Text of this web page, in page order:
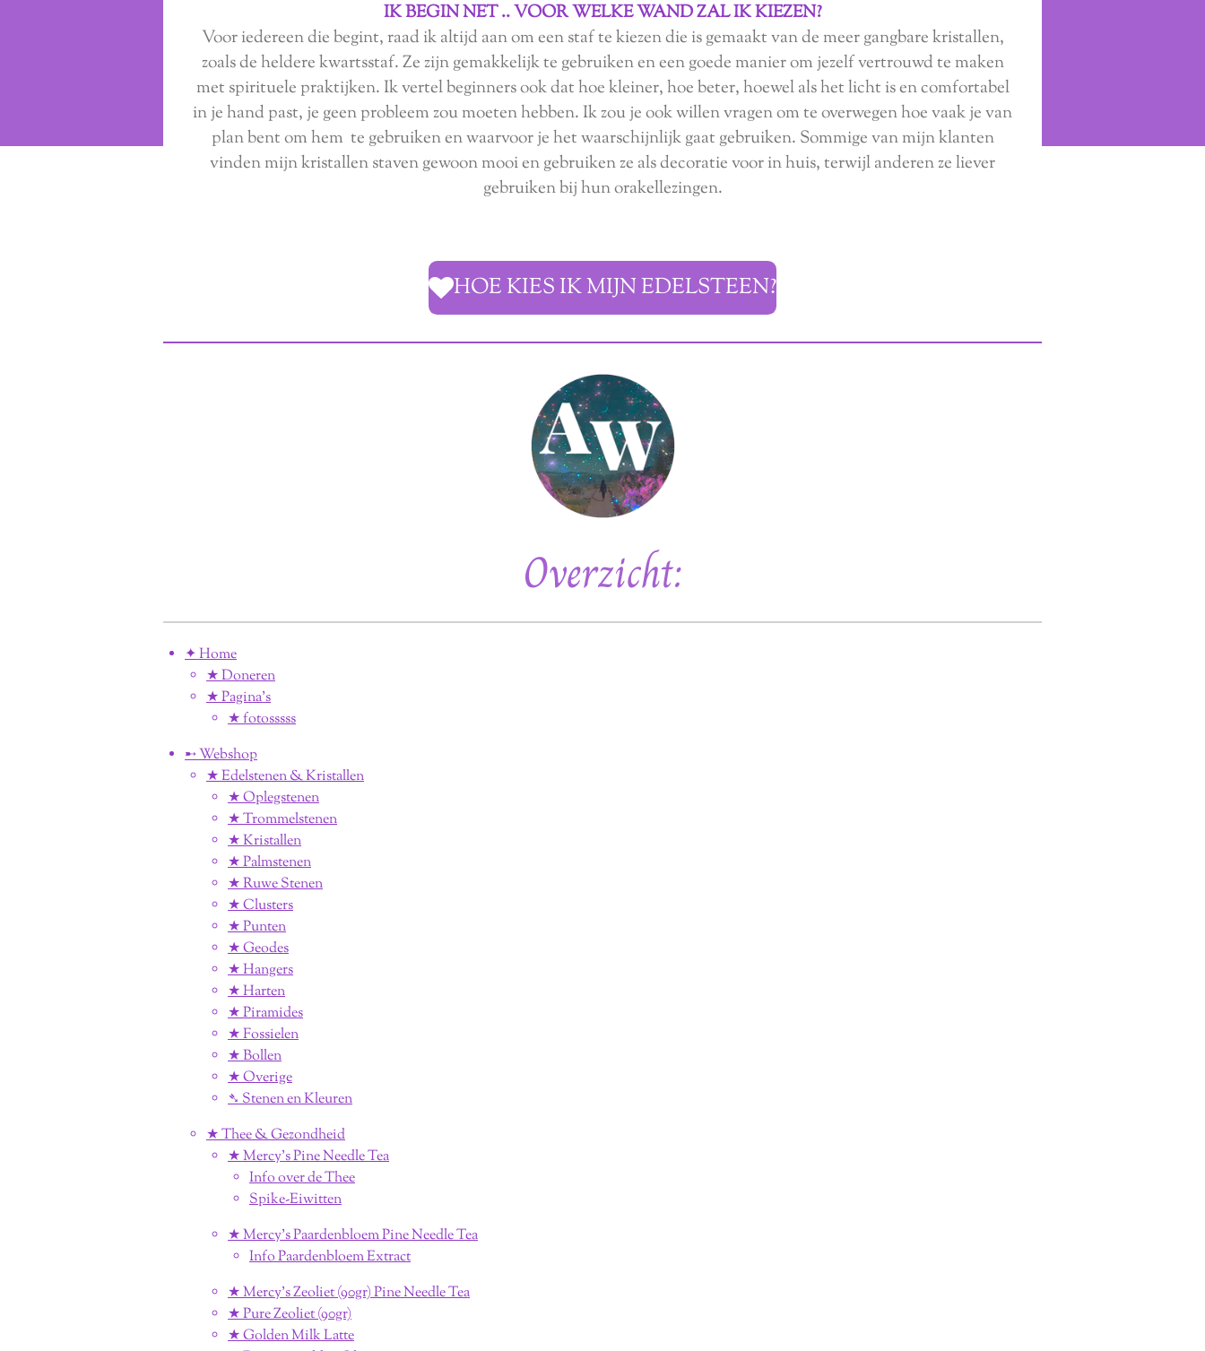
IK BEGIN NET .. VOOR WELKE WAND ZAL IK KIEZEN?
Voor iedereen die begint, raad ik altijd aan om een ​​staf te kiezen die is gemaakt van de meer gangbare kristallen,
zoals de heldere kwartsstaf. Ze zijn gemakkelijk te gebruiken en een goede manier om jezelf vertrouwd te maken
met spirituele praktijken. Ik vertel beginners ook dat hoe kleiner, hoe beter, hoewel als het licht is en comfortabel
in je hand past, je geen probleem zou moeten hebben. Ik zou je ook willen vragen om te overwegen hoe vaak je van
plan bent om hem te gebruiken en waarvoor je het waarschijnlijk gaat gebruiken. Sommige van mijn klanten
vinden mijn kristallen staven gewoon mooi en gebruiken ze als decoratie voor in huis, terwijl anderen ze liever
gebruiken bij hun orakellezingen.
HOE KIES IK MIJN EDELSTEEN?
Overzicht:
✦ Home
★ Doneren
★ Pagina’s
★ fotosssss
➸ Webshop
★ Edelstenen & Kristallen
★ Oplegstenen
★ Trommelstenen
★ Kristallen
★ Palmstenen
★ Ruwe Stenen
★ Clusters
★ Punten
★ Geodes
★ Hangers
★ Harten
★ Piramides
★ Fossielen
★ Bollen
★ Overige
➴ Stenen en Kleuren
★ Thee & Gezondheid
★ Mercy's Pine Needle Tea
Info over de Thee
Spike-Eiwitten
★ Mercy's Paardenbloem Pine Needle Tea
Info Paardenbloem Extract
★ Mercy's Zeoliet (90gr) Pine Needle Tea
★ Pure Zeoliet (90gr)
★ Golden Milk Latte